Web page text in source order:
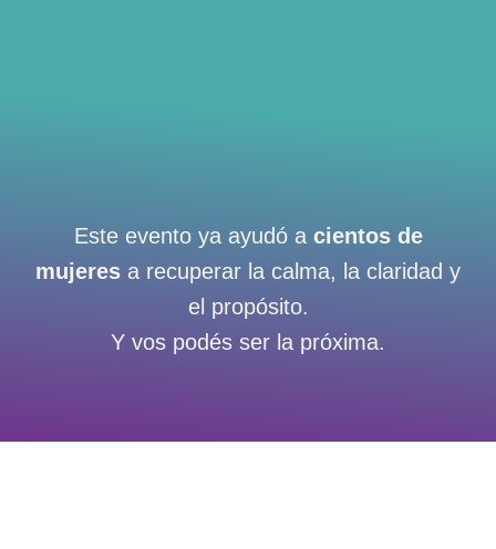
Este evento ya ayudó a cientos de
mujeres a recuperar la calma, la claridad y
el propósito.
Y vos podés ser la próxima.